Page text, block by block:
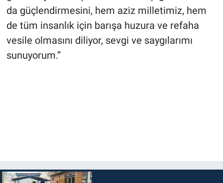
da güçlendirmesini, hem aziz milletimiz, hem
de tüm insanlık için barışa huzura ve refaha
vesile olmasını diliyor, sevgi ve saygılarımı
sunuyorum.”